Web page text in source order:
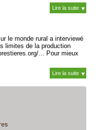
Lire la suite
le monde rural a interviewé
limites de la production
... Pour mieux
Lire la suite